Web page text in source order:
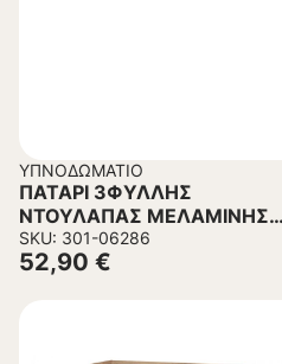
ΥΠΝΟΔΩΜΆΤΙΟ
ΠΑΤΑΡΙ 3ΦΥΛΛΗΣ
ΝΤΟΥΛΑΠΑΣ ΜΕΛΑΜΙΝΗΣ
ALIVIA ΣΕ ΧΡΩΜΑ ΛΕΥΚΟ
90,2x42x60Yεκ.
SKU: 301-06286
52,90 €